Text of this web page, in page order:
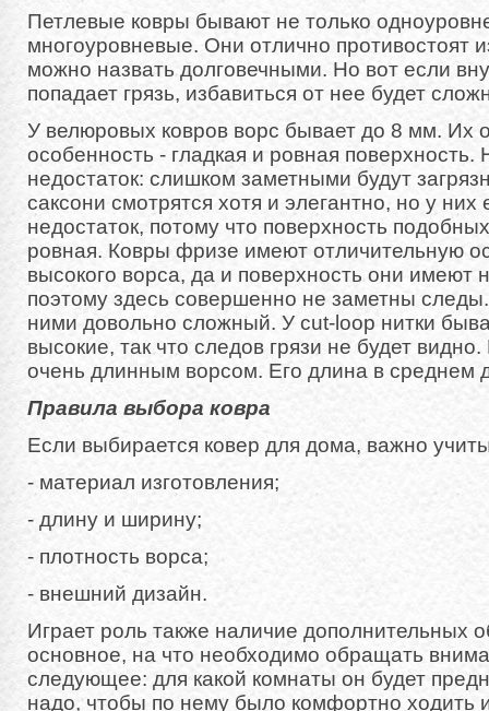
Петлевые ковры бывают не только
многоуровневые. Они отлично противостоят
можно назвать долговечными. Но вот если
попадает грязь, избавиться от нее будет
У велюровых ковров ворс бывает до 8 мм. Их
особенность - гладкая и ровная
недостаток: слишком заметными будут
саксони смотрятся хотя и элегантно, но у них
недостаток, потому что поверхность
ровная. Ковры фризе имеют отличительную
высокого ворса, да и поверхность они имеют
поэтому здесь совершенно не заметны
ними довольно сложный. У cut-loop нитки
высокие, так что следов грязи не будет
очень длинным ворсом. Его длина в среднем
Правила выбора ковра
Если выбирается ковер для дома, важно
- материал изготовления;
- длину и ширину;
- плотность ворса;
- внешний дизайн.
Играет роль также наличие дополнительных
основное, на что необходимо обращать
следующее: для какой комнаты он будет
надо, чтобы по нему было комфортно ходить